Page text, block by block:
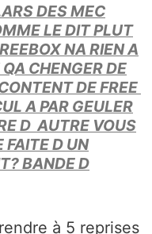
DES MEC
LE DIT PLUT
NA RIEN A
CHENGER DE
DE FREE
A PAR GEULER
D AUTRE VOUS
FAITE D UN
BANDE D
à 5 reprises